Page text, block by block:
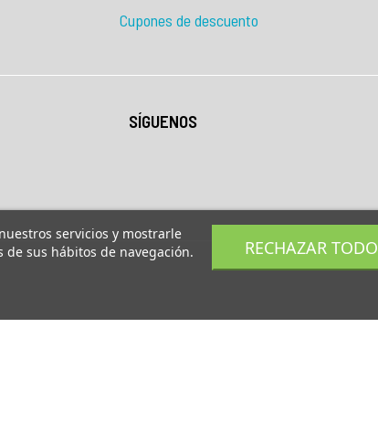
servicios y mostrarle
sus hábitos de navegación.
RECHAZAR TODO
Cupones de descuento
SÍGUENOS